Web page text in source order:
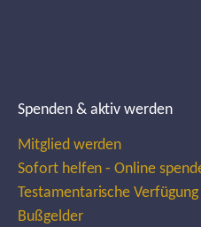
Spenden & aktiv werden
Mitglied werden
Sofort helfen - Online
Testamentarische Verfügung
Bußgelder